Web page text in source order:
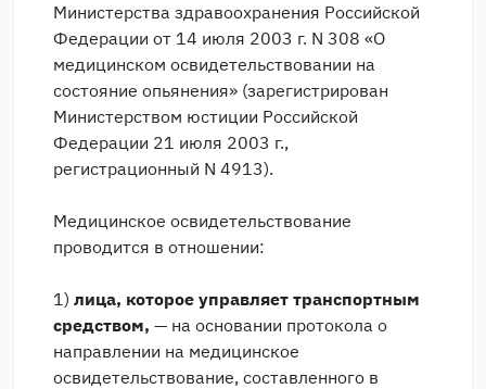
Министерства здравоохранения Российской
Федерации от 14 июля 2003 г. N 308 «О
медицинском освидетельствовании на
состояние опьянения» (зарегистрирован
Министерством юстиции Российской
Федерации 21 июля 2003 г.,
регистрационный N 4913).
Медицинское освидетельствование
проводится в отношении:
1) лица, которое управляет транспортным
средством, — на основании протокола о
направлении на медицинское
освидетельствование, составленного в